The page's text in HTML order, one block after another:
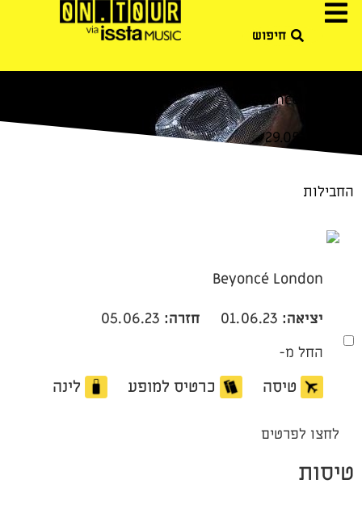
Beyonce London
29.05-3.06.23
החבילות
Beyoncé London
יציאה: 01.06.23 חזרה: 05.06.23
החל מ-
טיסה כרטיס למופע לינה
לחצו לפרטים
טיסות